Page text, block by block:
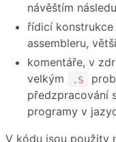
návěštím
řídicí
assembleru,
komentáře, v
velkým
.S
předzpracování
programy v
V kódu jsou použity